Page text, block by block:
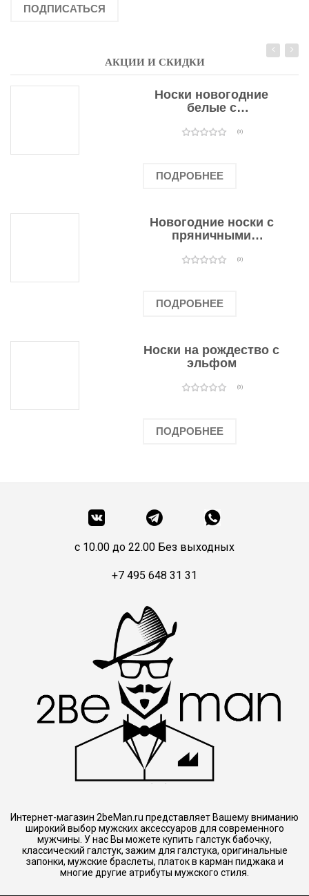
ПОДПИСАТЬСЯ
АКЦИИ И СКИДКИ
Носки новогодние
белые с
оленями(0)
ПОДРОБНЕЕ
Новогодние носки с
пряничными
(0)
ПОДРОБНЕЕ
Носки на рождество с
эльфом
(0)
ПОДРОБНЕЕ
c 10.00 до 22.00 Без выходных
+7 495 648 31 31
Интернет-магазин 2beMan.ru представляет Вашему вниманию
широкий выбор мужских аксессуаров для современного
мужчины. У нас Вы можете купить галстук бабочку,
классический галстук, зажим для галстука, оригинальные
запонки, мужские браслеты, платок в карман пиджака и
многие другие атрибуты мужского стиля.